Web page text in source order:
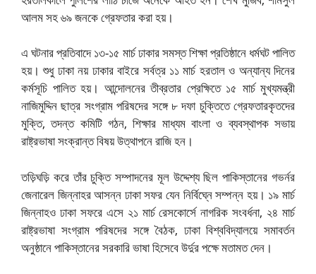
আলম সহ ৬৯ জনকে গ্রেফতার করা হয়।
এ ঘটনার প্রতিবাদে ১৩-১৫ মার্চ ঢাকার সমস্ত শিক্ষা প্রতিষ্ঠানে ধর্মঘট পালিত
হয়। শুধু ঢাকা নয় ঢাকার বাইরে সর্বত্র ১১ মার্চ হরতাল ও অন্যান্য দিনের
কর্মসূচি পালিত হয়। আন্দোলনের তীব্রতার প্রেক্ষিতে ১৫ মার্চ মুখ্যমন্ত্রী
নাজিমুদ্দিন ছাত্র সংগ্রাম পরিষদের সঙ্গে ৮ দফা চুক্তিতে গ্রেফতারকৃতদের
মুক্তি, তদন্ত কমিটি গঠন, শিক্ষার মাধ্যম বাংলা ও ব্যবস্থাপক সভায়
রাষ্ট্রভাষা সংক্রান্ত বিষয় উত্থাপনে রাজি হন।
তড়িঘড়ি করে তাঁর চুক্তি সম্পাদনের মূল উদ্দেশ্য ছিল পাকিস্তানের গভর্নর
জেনারেল জিন্নাহর আসন্ন ঢাকা সফর যেন নির্বিঘ্নে সম্পন্ন হয়। ১৯ মার্চ
জিন্নাহও ঢাকা সফরে এসে ২১ মার্চ রেসকোর্সে নাগরিক সংবর্ধনা, ২৪ মার্চ
রাষ্ট্রভাষা সংগ্রাম পরিষদের সঙ্গে বৈঠক, ঢাকা বিশ্ববিদ্যালয়ে সমাবর্তন
অনুষ্ঠানে পাকিস্তানের সরকারি ভাষা হিসেবে উর্দুর পক্ষে মতামত দেন।